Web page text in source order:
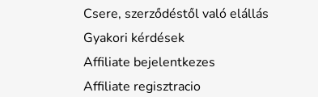
Csere, szerződéstől való elállás
Gyakori kérdések
Affiliate bejelentkezes
Affiliate regisztracio